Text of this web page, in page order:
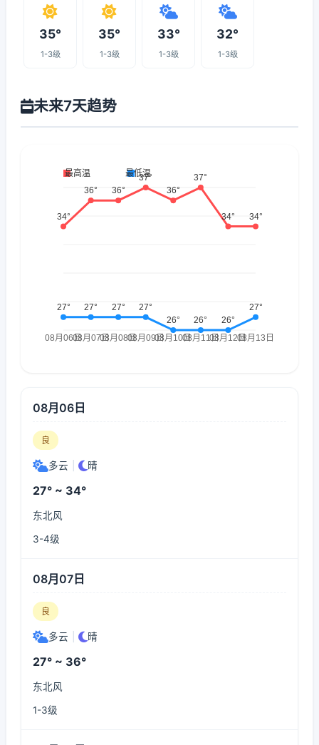
35°
1-3级
35°
1-3级
33°
1-3级
32°
1-3级
未来7天趋势
08月06日
良
多云 晴
27° ~ 34°
东北风
3-4级
08月07日
良
多云 晴
27° ~ 36°
东北风
1-3级